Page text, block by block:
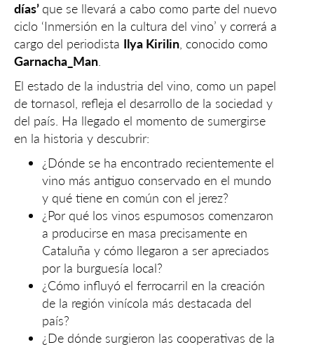
días’ que se llevará a cabo como parte del nuevo
ciclo ‘Inmersión en la cultura del vino’ y correrá a
cargo del periodista Ilya Kirilin , conocido como
Garnacha_Man
El estado de la industria del vino, como un papel
de tornasol, refleja el desarrollo de la sociedad y
del país. Ha llegado el momento de sumergirse
en la historia y descubrir:
¿Dónde se ha encontrado recientemente el
vino más antiguo conservado en el mundo
y qué tiene en común con el jerez?
¿Por qué los vinos espumosos comenzaron
a producirse en masa precisamente en
Cataluña y cómo llegaron a ser apreciados
por la burguesía local?
¿Cómo influyó el ferrocarril en la creación
de la región vinícola más destacada del
país?
¿De dónde surgieron las cooperativas de la